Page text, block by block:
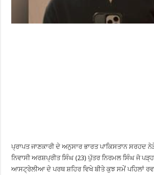
ਪ੍ਰਾਪਤ ਜਾਣਕਾਰੀ ਦੇ ਅਨੁਸਾਰ ਭਾਰਤ ਪਾਕਿਸਤਾਨ ਸਰਹਦ
ਨਿਵਾਸੀ ਅਰਸ਼ਪ੍ਰੀਤ ਸਿੰਘ (23) ਪੁੱਤਰ ਨਿਰਮਲ ਸਿੰਘ ਜੋ
ਆਸਟ੍ਰੇਲੀਆ ਦੇ ਪਰਥ ਸ਼ਹਿਰ ਵਿਖੇ ਬੀਤੇ ਕੁਝ ਸਮੇਂ ਪਹਿਲਾਂ